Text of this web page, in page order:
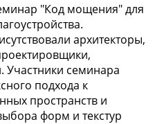
"Код мощения" для
архитекторы,
Участники семинара
подхода к
пространств и
форм и текстур